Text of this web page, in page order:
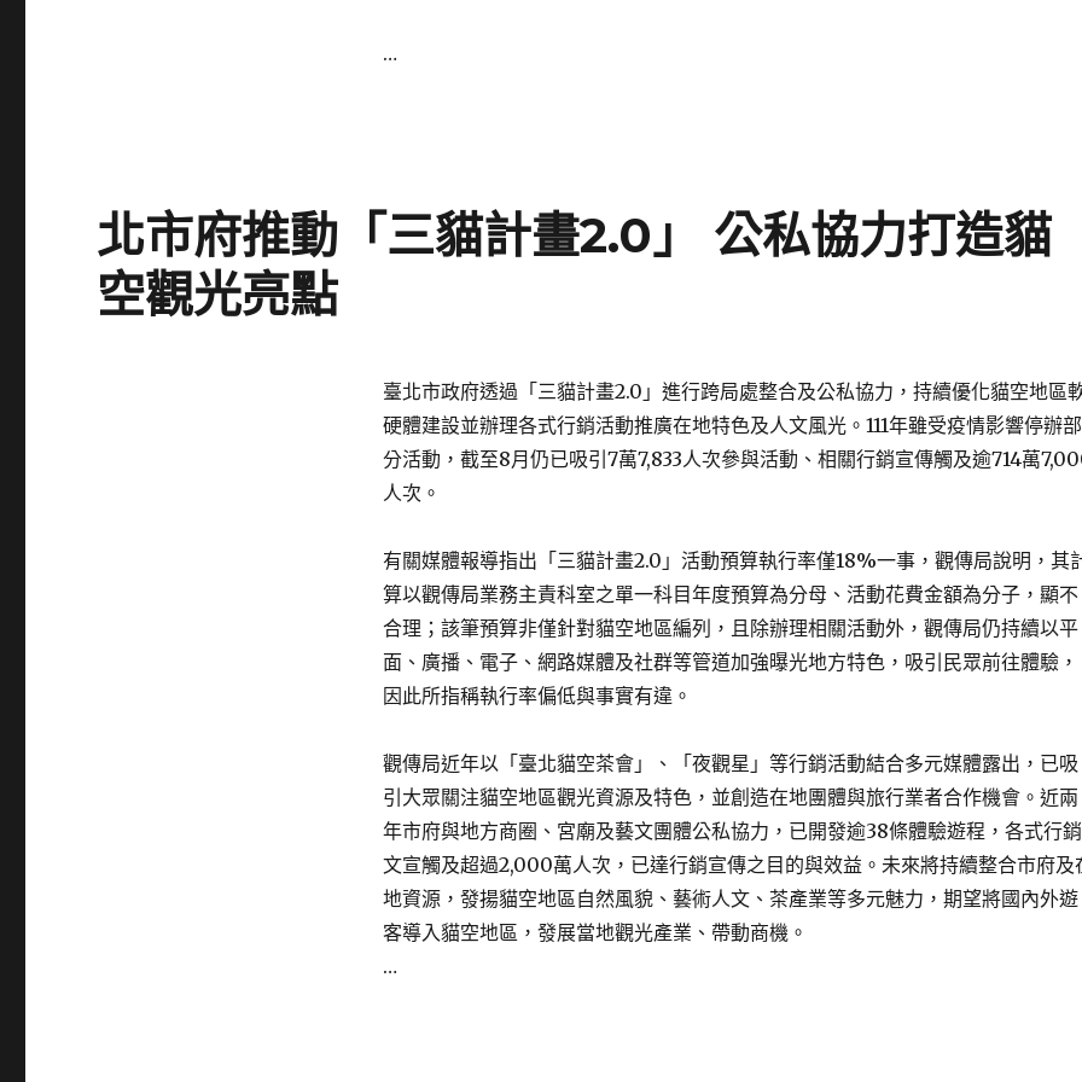
…
北市府推動「三貓計畫2.0」 公私協力打造貓
空觀光亮點
臺北市政府透過「三貓計畫2.0」進行跨局處整合及公私協力，持續優化貓空地區
硬體建設並辦理各式行銷活動推廣在地特色及人文風光。111年雖受疫情影響停辦部
分活動，截至8月仍已吸引7萬7,833人次參與活動、相關行銷宣傳觸及逾714萬
人次。
有關媒體報導指出「三貓計畫2.0」活動預算執行率僅18%一事，觀傳局說明，其
算以觀傳局業務主責科室之單一科目年度預算為分母、活動花費金額為分子，顯不
合理；該筆預算非僅針對貓空地區編列，且除辦理相關活動外，觀傳局仍持續以平
面、廣播、電子、網路媒體及社群等管道加強曝光地方特色，吸引民眾前往體驗，
因此所指稱執行率偏低與事實有違。
觀傳局近年以「臺北貓空茶會」、「夜觀星」等行銷活動結合多元媒體露出，已吸
引大眾關注貓空地區觀光資源及特色，並創造在地團體與旅行業者合作機會。近兩
年市府與地方商圈、宮廟及藝文團體公私協力，已開發逾38條體驗遊程，各式行銷
文宣觸及超過2,000萬人次，已達行銷宣傳之目的與效益。未來將持續整合市府及
地資源，發揚貓空地區自然風貌、藝術人文、茶產業等多元魅力，期望將國內外遊
客導入貓空地區，發展當地觀光產業、帶動商機。
…